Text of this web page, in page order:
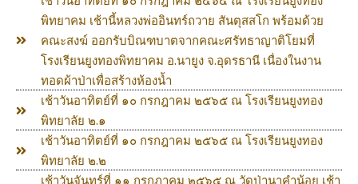
พิทยาคม เช้านี้หลวงพ่ออินทร์ถวาย สันตุสสโก พร้อมด้วย
คณะสงฆ์ ออกรับบิณฑบาตจากคณะศรัทธาญาติโยมที่
โรงเรียนยูงทองพิทยาคม อ.นายูง จ.อุดรธานี เนื่องในงาน
ทอดผ้าป่าเพื่อสร้างห้องน้ำ
เช้าวันอาทิตย์ที่ ๑๐ กรกฎาคม ๒๕๖๕ ณ โรงเรียนยูงทอง
พิทยาลัย ๒.๑
เช้าวันอาทิตย์ที่ ๑๐ กรกฎาคม ๒๕๖๕ ณ โรงเรียนยูงทอง
พิทยาลัย ๒.๒
เช้าวันจันทร์ที่ ๑๑ กรกฎาคม ๒๕๖๕ ณ วัดป่านาคำน้อย เช้า